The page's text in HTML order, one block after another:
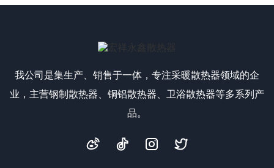
我公司是集生产、销售于一体，专注采暖散热器领域的企
业，主营钢制散热器、铜铝散热器、卫浴散热器等多系列产
品。